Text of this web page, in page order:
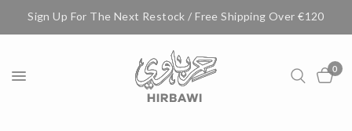
Sign Up For The Next Restock / Free Shipping Over €120
0